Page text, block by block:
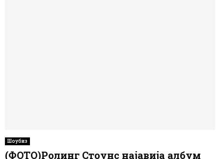
Шоубиз
(ФОТО)Ролинг Стоунс најавија албум